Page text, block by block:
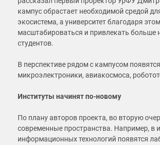
кампус обрастает необходимой средой
экосистема, а университет благодаря
масштабироваться и привлекать больше
студентов.
В перспективе рядом с кампусом
микроэлектроники, авиакосмоса,
Институты начинят по-новому
По плану авторов проекта, во вторую
современные пространства. Например, в
информационных технологий появятся